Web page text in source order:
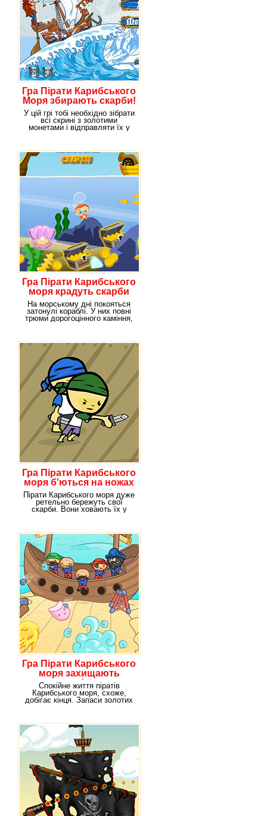
Гра Пірати Карибського
Моря збирають скарби!
У цій грі тобі необхідно зібрати
всі скрині з золотими
монетами і відправляти їх у
Гра Пірати Карибського
моря крадуть скарби
На морському дні покояться
затонулі кораблі. У них повні
трюми дорогоцінного каміння,
Гра Пірати Карибського
моря б'ються на ножах
Пірати Карибського моря дуже
ретельно бережуть свої
скарби. Вони ховають їх у
Гра Пірати Карибського
моря захищають
корабель
Спокійне життя піратів
Карибського моря, схоже,
добігає кінця. Запаси золотих